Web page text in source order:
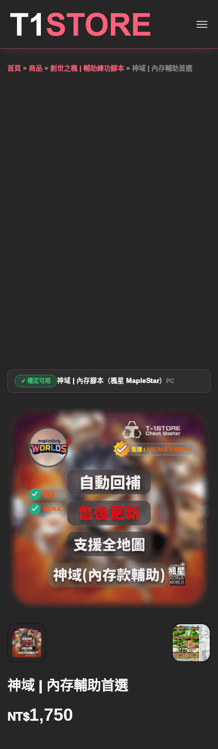
神域 | 內存輔助首選 — T1遊
首頁 » 商品 » 創世之楓 | 輔助練功腳本 » 神域 | 內存輔助首選
✔ 穩定可用 神域 | 內存腳本（楓星 MapleStar） PC
神域 | 內存輔助首選
NT$1,750